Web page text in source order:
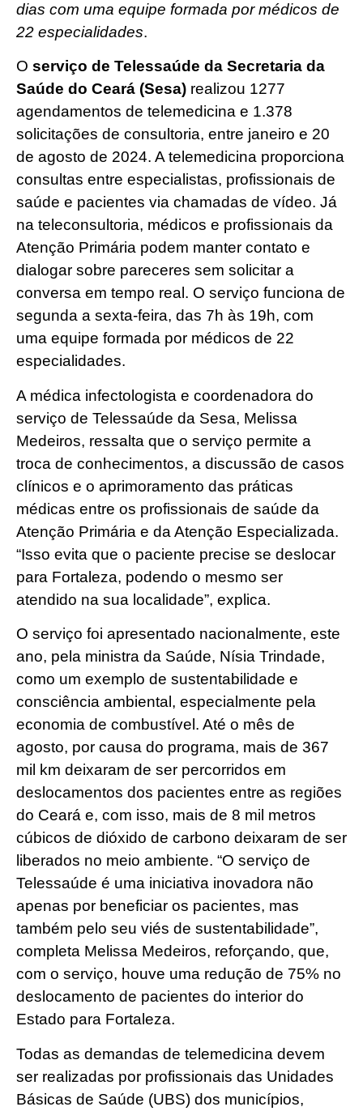
dias com uma equipe formada por médicos de
22 especialidades.
O serviço de Telessaúde da Secretaria da
Saúde do Ceará (Sesa) realizou 1277
agendamentos de telemedicina e 1.378
solicitações de consultoria, entre janeiro e 20
de agosto de 2024. A telemedicina proporciona
consultas entre especialistas, profissionais de
saúde e pacientes via chamadas de vídeo. Já
na teleconsultoria, médicos e profissionais da
Atenção Primária podem manter contato e
dialogar sobre pareceres sem solicitar a
conversa em tempo real. O serviço funciona de
segunda a sexta-feira, das 7h às 19h, com
uma equipe formada por médicos de 22
especialidades.
A médica infectologista e coordenadora do
serviço de Telessaúde da Sesa, Melissa
Medeiros, ressalta que o serviço permite a
troca de conhecimentos, a discussão de casos
clínicos e o aprimoramento das práticas
médicas entre os profissionais de saúde da
Atenção Primária e da Atenção Especializada.
“Isso evita que o paciente precise se deslocar
para Fortaleza, podendo o mesmo ser
atendido na sua localidade”, explica.
O serviço foi apresentado nacionalmente, este
ano, pela ministra da Saúde, Nísia Trindade,
como um exemplo de sustentabilidade e
consciência ambiental, especialmente pela
economia de combustível. Até o mês de
agosto, por causa do programa, mais de 367
mil km deixaram de ser percorridos em
deslocamentos dos pacientes entre as regiões
do Ceará e, com isso, mais de 8 mil metros
cúbicos de dióxido de carbono deixaram de ser
liberados no meio ambiente. “O serviço de
Telessaúde é uma iniciativa inovadora não
apenas por beneficiar os pacientes, mas
também pelo seu viés de sustentabilidade”,
completa Melissa Medeiros, reforçando, que,
com o serviço, houve uma redução de 75% no
deslocamento de pacientes do interior do
Estado para Fortaleza.
Todas as demandas de telemedicina devem
ser realizadas por profissionais das Unidades
Básicas de Saúde (UBS) dos municípios,